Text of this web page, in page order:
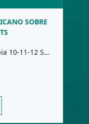
SOBRE
Cartagena de Indias, Colombia 10-11-12 Septiembre, 2026 Sede: Facultad de Odontología Stay Tuned!